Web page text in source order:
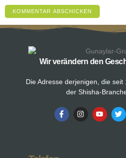
Wir verändern den
Die Adresse derjenigen, die
der Shisha-